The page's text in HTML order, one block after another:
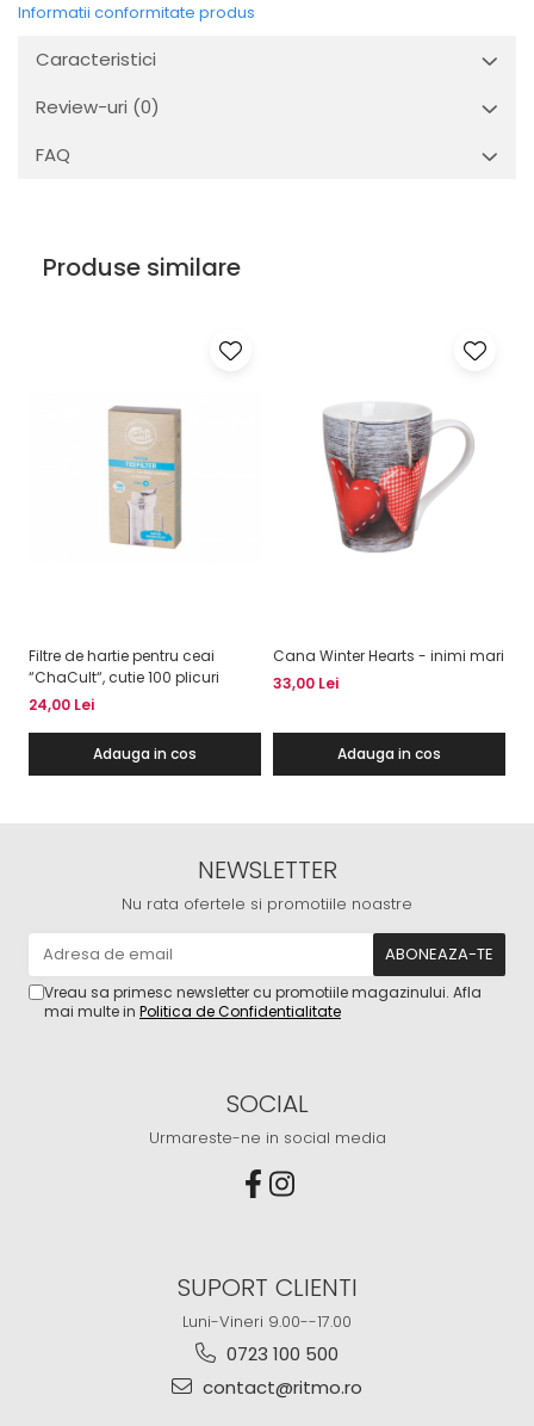
Informatii conformitate produs
Caracteristici
Review-uri (0)
FAQ
Produse similare
Filtre de hartie pentru ceai
“ChaCult“, cutie 100 plicuri
24,00 Lei
Adauga in cos
Cana Winter Hearts - inimi mari
33,00 Lei
Adauga in cos
NEWSLETTER
Nu rata ofertele si promotiile noastre
Vreau sa primesc newsletter cu promotiile magazinului. Afla
mai multe in Politica de Confidentialitate
SOCIAL
Urmareste-ne in social media
SUPORT CLIENTI
Luni-Vineri 9.00--17.00
0723 100 500
contact@ritmo.ro